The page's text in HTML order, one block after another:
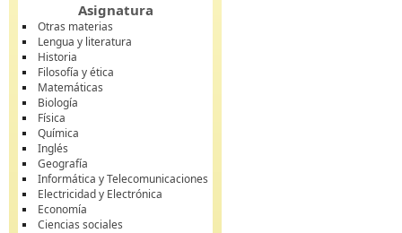
Asignatura
Otras materias
Lengua y literatura
Historia
Filosofía y ética
Matemáticas
Biología
Física
Química
Inglés
Geografía
Informática y Telecomunicaciones
Electricidad y Electrónica
Economía
Ciencias sociales